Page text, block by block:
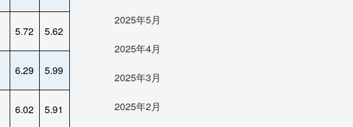
5.72 5.62
6.29 5.99
6.02 5.91
2025年5月
2025年4月
2025年3月
2025年2月